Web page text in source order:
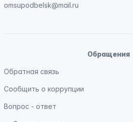
omsupodbelsk@mail.ru
Обращения
Обратная связь
Сообщить о коррупции
Вопрос - ответ